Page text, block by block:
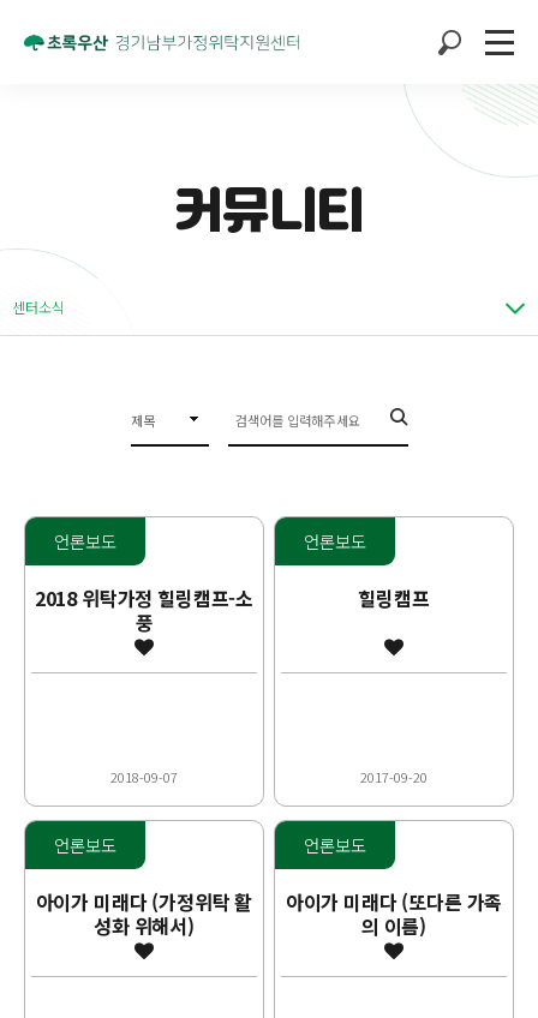
커뮤니티
센터소식
언론보도
2018 위탁가정 힐링캠프-소
풍
2018-09-07
언론보도
힐링캠프
2017-09-20
언론보도
아이가 미래다 (가정위탁 활
성화 위해서)
언론보도
아이가 미래다 (또다른 가족
의 이름)